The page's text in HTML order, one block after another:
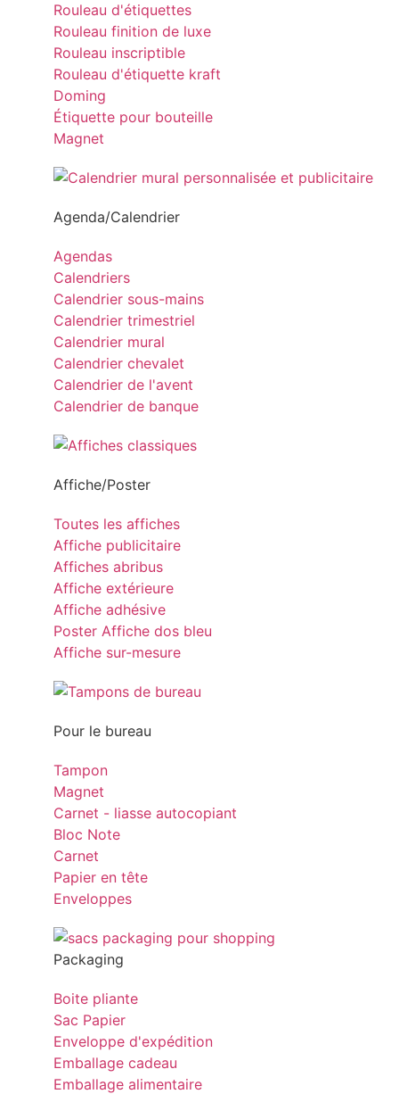
Rouleau d'étiquettes
Rouleau finition de luxe
Rouleau inscriptible
Rouleau d'étiquette kraft
Doming
Étiquette pour bouteille
Magnet
Agenda/Calendrier
Agendas
Calendriers
Calendrier sous-mains
Calendrier trimestriel
Calendrier mural
Calendrier chevalet
Calendrier de l'avent
Calendrier de banque
Affiche/Poster
Toutes les affiches
Affiche publicitaire
Affiches abribus
Affiche extérieure
Affiche adhésive
Poster Affiche dos bleu
Affiche sur-mesure
Pour le bureau
Tampon
Magnet
Carnet - liasse autocopiant
Bloc Note
Carnet
Papier en tête
Enveloppes
Packaging
Boite pliante
Sac Papier
Enveloppe d'expédition
Emballage cadeau
Emballage alimentaire